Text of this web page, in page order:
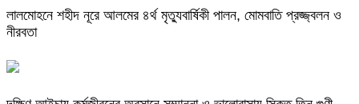
লালমোহনে শহীদ নূরে আলমের ৪র্থ মৃত্যুবার্ষিকী পালন, মোমবাতি প্রজ্জ্বলন ও
নীরবতা